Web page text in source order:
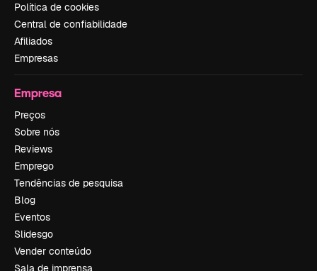
Política de cookies
Central de confiabilidade
Afiliados
Empresas
Empresa
Preços
Sobre nós
Reviews
Emprego
Tendências de pesquisa
Blog
Eventos
Slidesgo
Vender conteúdo
Sala de imprensa